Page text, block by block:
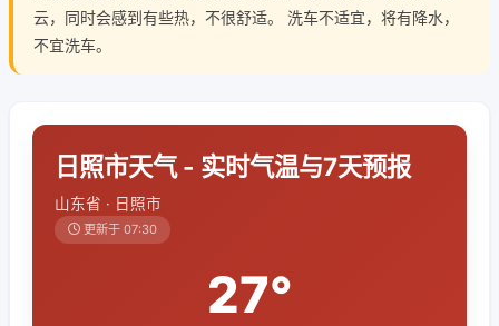
云，同时会感到有些热，不很舒适。 洗车不适宜，将有降水，
不宜洗车。
日照市天气 - 实时气温与7天预报
山东省 · 日照市
更新于 07:30
27°